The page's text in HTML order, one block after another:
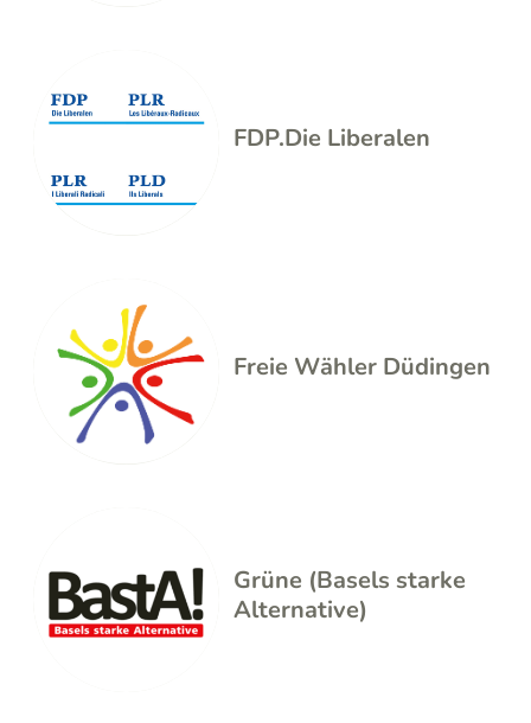
FDP.Die Liberalen
Freie Wähler Düdingen
Grüne (Basels starke
Alternative)